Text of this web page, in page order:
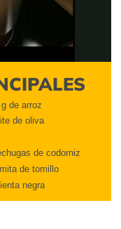
de arroz
de oliva
de codorniz
de tomillo
negra